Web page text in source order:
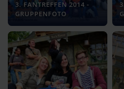
3. FANTREFFEN 2014 -
GRUPPENFOTO